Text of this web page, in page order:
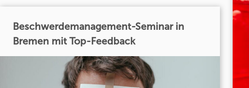
Beschwerdemanagement-Seminar in
Bremen mit Top-Feedback